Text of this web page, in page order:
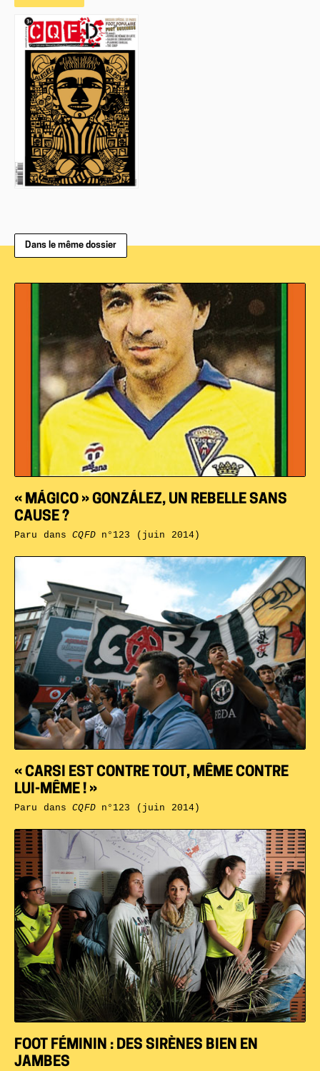
Dans le même dossier
FOOT FÉMININ : DES SIRÈNES BIEN EN
JAMBES
« CARSI EST CONTRE TOUT, MÊME CONTRE
LUI-MÊME ! »
Paru dansCQFDn°123 (juin 2014)
« MÁGICO » GONZÁLEZ, UN REBELLE SANS
CAUSE ?
Paru dansCQFDn°123 (juin 2014)